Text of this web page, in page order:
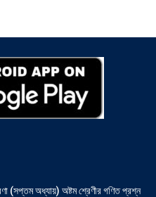
(সপ্তম অধ্যায়) অষ্টম শ্রেণীর গণিত প্রশ্ন